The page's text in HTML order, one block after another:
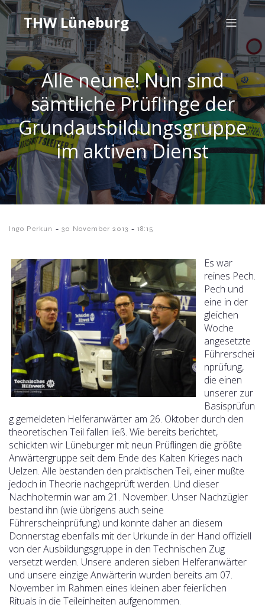
THW Lüneburg
Alle neune! Nun sind
sämtliche Prüflinge der
Grundausbildungsgruppe
im aktiven Dienst
Ingo Perkun - 30 November 2013 - 18:15
Es war
reines Pech.
Pech und
eine in der
gleichen
Woche
angesetzte
Führerschei
nprüfung,
die einen
unserer zur
Basisprüfun
g gemeldeten Helferanwärter am 26. Oktober durch den
theoretischen Teil fallen ließ. Wie bereits berichtet,
schickten wir Lüneburger mit neun Prüflingen die größte
Anwärtergruppe seit dem Ende des Kalten Krieges nach
Uelzen. Alle bestanden den praktischen Teil, einer mußte
jedoch in Theorie nachgeprüft werden. Und dieser
Nachholtermin war am 21. November. Unser Nachzügler
bestand ihn (wie übrigens auch seine
Führerscheinprüfung) und konnte daher an diesem
Donnerstag ebenfalls mit der Urkunde in der Hand offiziell
von der Ausbildungsgruppe in den Technischen Zug
versetzt werden. Unsere anderen sieben Helferanwärter
und unsere einzige Anwärterin wurden bereits am 07.
November im Rahmen eines kleinen aber feierlichen
Rituals in die Teileinheiten aufgenommen.